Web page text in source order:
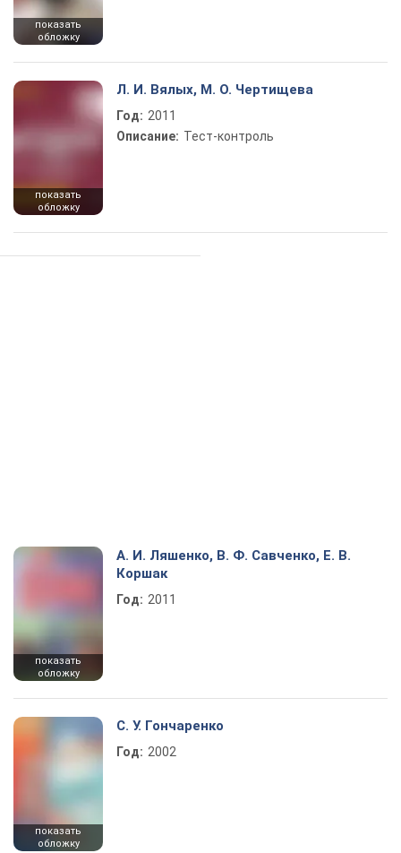
показать
обложку
показать
обложку
Л. И. Вялых, М. О. Чертищева
Год: 2011
Описание: Тест-контроль
показать
обложку
А. И. Ляшенко, В. Ф. Савченко, Е. В.
Коршак
Год: 2011
показать
обложку
С. У. Гончаренко
Год: 2002